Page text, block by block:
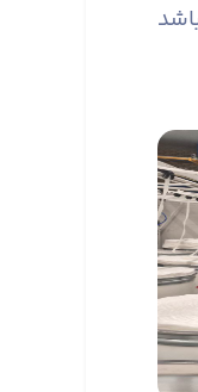
می‌باشد